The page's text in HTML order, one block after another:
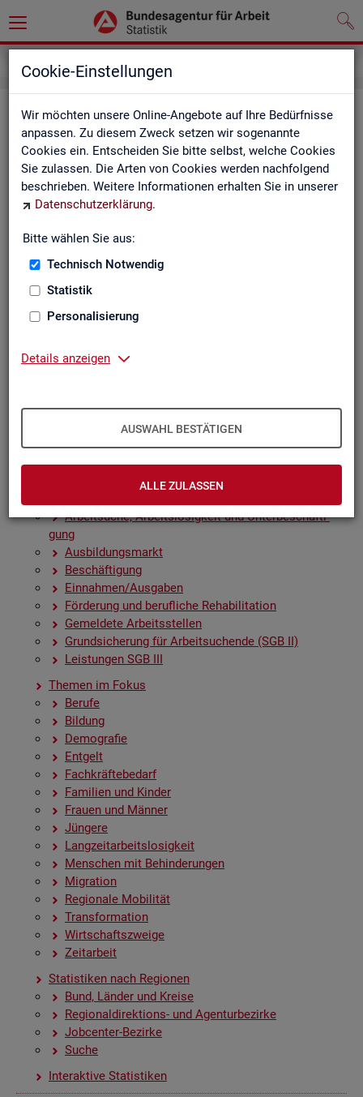
Cookie-Einstellungen
Wir möchten unsere Online-Angebote auf Ihre Bedürfnisse
anpassen. Zu diesem Zweck setzen wir sogenannte
Cookies ein. Entscheiden Sie bitte selbst, welche Cookies
Sie zulassen. Die Arten von Cookies werden nachfolgend
beschrieben. Weitere Informationen erhalten Sie in unserer
Datenschutzerklärung.
Bitte wählen Sie aus:
Technisch Notwendig
Statistik
Personalisierung
Details anzeigen
AUSWAHL BESTÄTIGEN
ALLE ZULASSEN
In­halts­ver­zeich­nis
Sta­tis­ti­ken
Rund­schau Ar­beits­markt
Mo­nats­be­richt
Eck­wer­te des Ar­beits­mark­tes und der Grund­si­che­
rung
Eck­wer­te Ar­beits­markt
Ar­beits­markt in Deutsch­land
Zah­len, Daten, Fak­ten - Struk­tur­da­ten und -in­di­ka­to­
Früh­in­di­ka­to­ren für den Ar­beits­markt
Sai­son­be­rei­nig­te Zeit­rei­hen
Ar­beit­su­che, Ar­beits­lo­sig­keit und Un­ter­be­schäf­ti­
gung
Aus­bil­dungs­markt
Be­schäf­ti­gung
Ein­nah­men/Aus­ga­ben
För­de­rung und be­ruf­li­che Re­ha­bi­li­ta­ti­on
Ge­mel­de­te Ar­beits­stel­len
Grund­si­che­rung für Ar­beit­su­chen­de (SGB II)
Leis­tun­gen SGB III
The­men im Fokus
Be­ru­fe
Bil­dung
De­mo­gra­fie
Ent­gelt
Fach­kräf­te­be­darf
Fa­mi­li­en und Kin­der
Frau­en und Män­ner
Jün­ge­re
Lang­zeit­ar­beits­lo­sig­keit
Men­schen mit Be­hin­de­run­gen
Mi­gra­ti­on
Re­gio­na­le Mo­bi­li­tät
Trans­for­ma­ti­on
Wirt­schafts­zwei­ge
Zeit­ar­beit
Sta­tis­ti­ken nach Re­gio­nen
Bund, Län­der und Krei­se
Re­gio­nal­di­rek­ti­ons- und Agen­tur­be­zir­ke
Job­cen­ter-Be­zir­ke
Suche
In­ter­ak­ti­ve Sta­tis­ti­ken